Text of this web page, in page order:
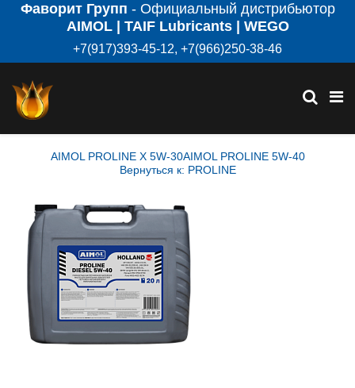
Фаворит Групп - Официальный дистрибьютор
AIMOL | TAIF Lubricants | WEGO
+7(917)393-45-12, +7(966)250-38-46
AIMOL PROLINE X 5W-30AIMOL PROLINE 5W-40
Вернуться к: PROLINE